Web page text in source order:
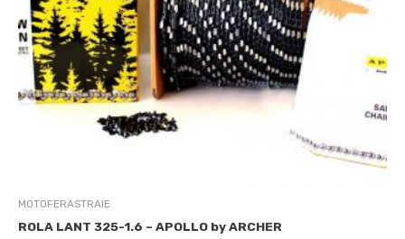
MOTOFERASTRAIE
ROLA LANT 325-1.6 – APOLLO by ARCHER